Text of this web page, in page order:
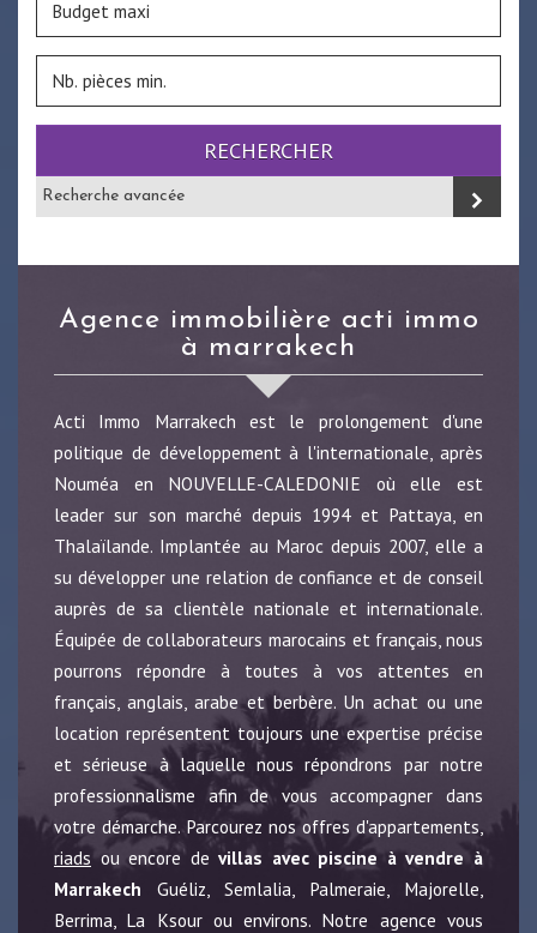
RECHERCHER
Recherche avancée
agence immobilière acti immo
à marrakech
Acti Immo Marrakech est le prolongement d'une
politique de développement à l'internationale, après
Nouméa en NOUVELLE-CALEDONIE où elle est
leader sur son marché depuis 1994 et Pattaya, en
Thalaïlande. Implantée au Maroc depuis 2007, elle a
su développer une relation de confiance et de conseil
auprès de sa clientèle nationale et internationale.
Équipée de collaborateurs marocains et français, nous
pourrons répondre à toutes à vos attentes en
français, anglais, arabe et berbère. Un achat ou une
location représentent toujours une expertise précise
et sérieuse à laquelle nous répondrons par notre
professionnalisme afin de vous accompagner dans
votre démarche. Parcourez nos offres d'appartements,
riads ou encore devillas avec piscine à vendre à
Marrakech Guéliz, Semlalia, Palmeraie, Majorelle,
Berrima, La Ksour ou environs. Notre agence vous